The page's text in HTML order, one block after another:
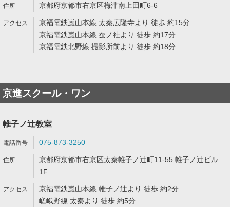
京都府京都市右京区梅津南上田町6-6
京福電鉄嵐山本線 太秦広隆寺より 徒歩 約15分
京福電鉄嵐山本線 蚕ノ社より 徒歩 約17分
京福電鉄北野線 撮影所前より 徒歩 約18分
京進スクール・ワン
帷子ノ辻教室
075-873-3250
京都府京都市右京区太秦帷子ノ辻町11-55 帷子ノ辻ビル
1F
京福電鉄嵐山本線 帷子ノ辻より 徒歩 約2分
嵯峨野線 太秦より 徒歩 約5分